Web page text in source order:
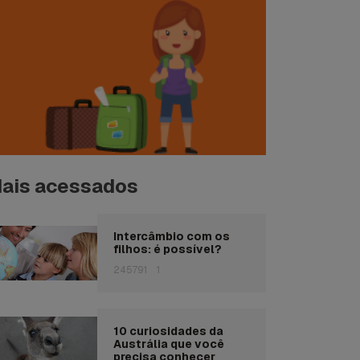
acessados
Intercâmbio com os
filhos: é possível?
245791 1
10 curiosidades da
Austrália que você
precisa conhecer